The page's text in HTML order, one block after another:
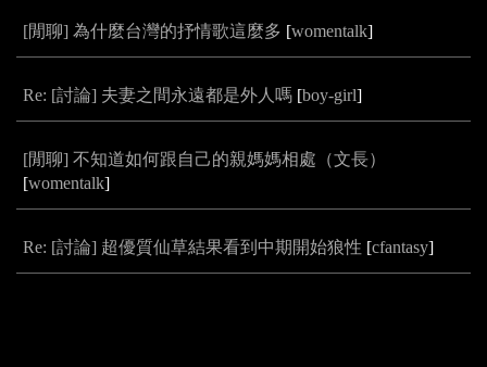
[閒聊] 為什麼台灣的抒情歌這麼多 [womentalk]
Re: [討論] 夫妻之間永遠都是外人嗎 [boy-girl]
[閒聊] 不知道如何跟自己的親媽媽相處（文長）
[womentalk]
Re: [討論] 超優質仙草結果看到中期開始狼性 [cfantasy]